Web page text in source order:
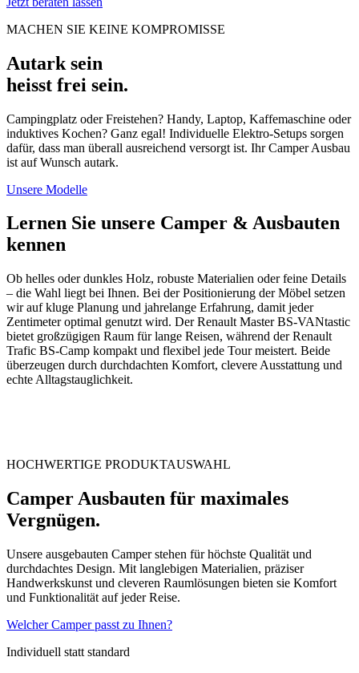
MACHEN SIE KEINE KOMPROMISSE
Autark sein
heisst frei sein.
Campingplatz oder Freistehen? Handy, Laptop, Kaffemaschine oder
induktives Kochen? Ganz egal! Individuelle Elektro-Setups sorgen
dafür, dass man überall ausreichend versorgt ist. Ihr Camper Ausbau
ist auf Wunsch autark.
Unsere Modelle
Lernen Sie unsere Camper & Ausbauten
kennen
Ob helles oder dunkles Holz, robuste Materialien oder feine Details
– die Wahl liegt bei Ihnen. Bei der Positionierung der Möbel setzen
wir auf kluge Planung und jahrelange Erfahrung, damit jeder
Zentimeter optimal genutzt wird. Der Renault Master BS-VANtastic
bietet großzügigen Raum für lange Reisen, während der Renault
Trafic BS-Camp kompakt und flexibel jede Tour meistert. Beide
überzeugen durch durchdachten Komfort, clevere Ausstattung und
echte Alltagstauglichkeit.
HOCHWERTIGE PRODUKTAUSWAHL
Camper Ausbauten für maximales
Vergnügen.
Unsere ausgebauten Camper stehen für höchste Qualität und
durchdachtes Design. Mit langlebigen Materialien, präziser
Handwerkskunst und cleveren Raumlösungen bieten sie Komfort
und Funktionalität auf jeder Reise.
Welcher Camper passt zu Ihnen?
Individuell statt standard